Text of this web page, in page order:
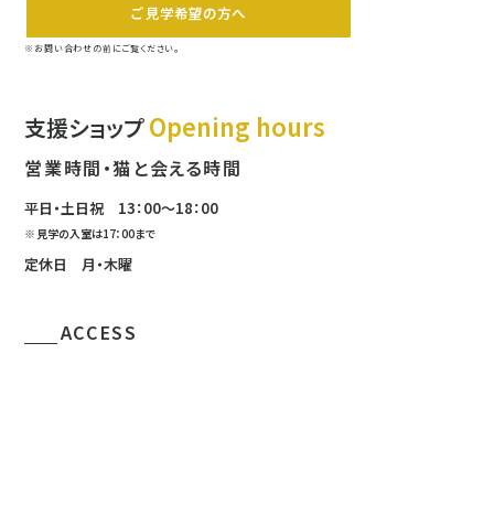
ご見学希望の方へ
※お問い合わせの前にご覧ください。
支援ショップOpening hours
営業時間・猫と会える時間
平日・土日祝 13：00〜18：00
見学の入室は17：00まで
定休日 月・木曜
ACCESS